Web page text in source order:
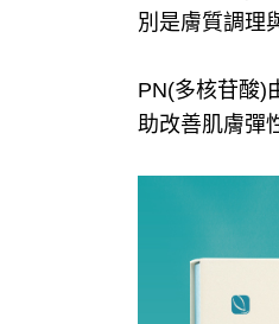
別是膚質調理
PN(多核苷酸)
助改善肌膚彈